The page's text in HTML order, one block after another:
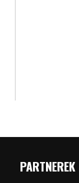
PARTNEREK